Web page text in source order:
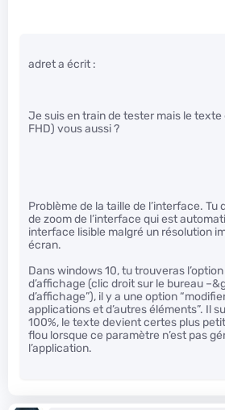
adret a écrit :
Je suis en train de tester mais le texte
FHD) vous aussi ?
Problème de la taille de l’interface.
de zoom de l’interface qui est
interface lisible malgré un résolution
écran.
Dans windows 10, tu trouveras
d’affichage (clic droit sur le bureau
d’affichage”), il y a une option
applications et d’autres éléments”. Il
100%, le texte devient certes plus
flou lorsque ce paramètre n’est pas
l’application.